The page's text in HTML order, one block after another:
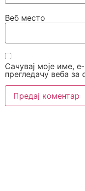
Веб место
Сачувај моје име,
прегледачу веба